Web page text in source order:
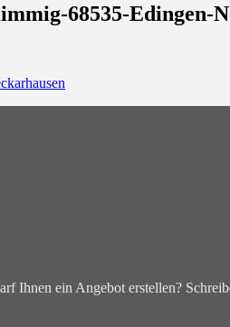
68535-Edingen-
Ihnen ein Angebot erstellen?